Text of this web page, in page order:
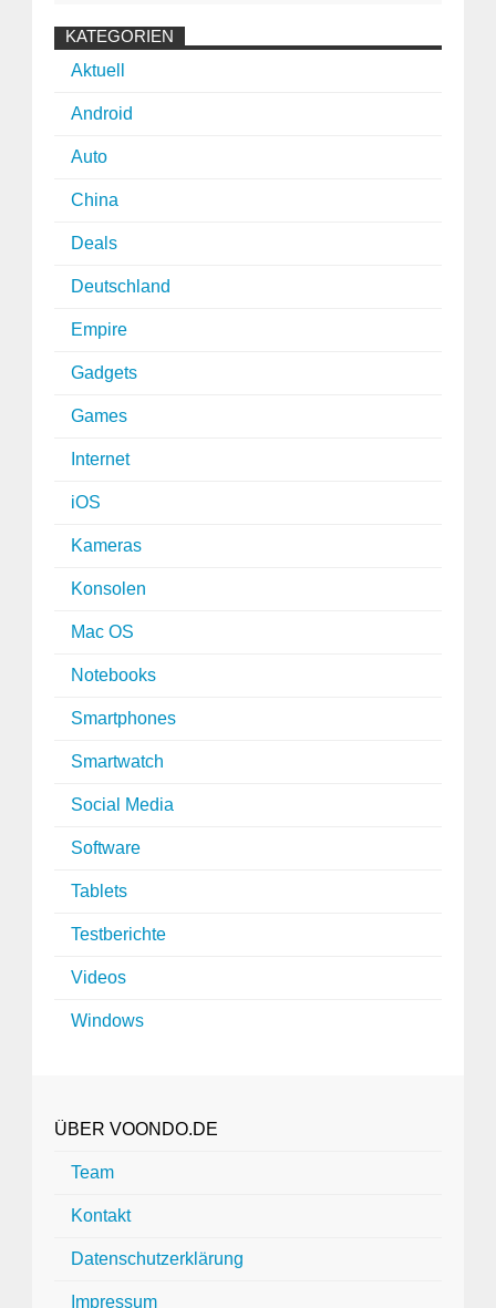
KATEGORIEN
Aktuell
Android
Auto
China
Deals
Deutschland
Empire
Gadgets
Games
Internet
iOS
Kameras
Konsolen
Mac OS
Notebooks
Smartphones
Smartwatch
Social Media
Software
Tablets
Testberichte
Videos
Windows
ÜBER VOONDO.DE
Team
Kontakt
Datenschutzerklärung
Impressum